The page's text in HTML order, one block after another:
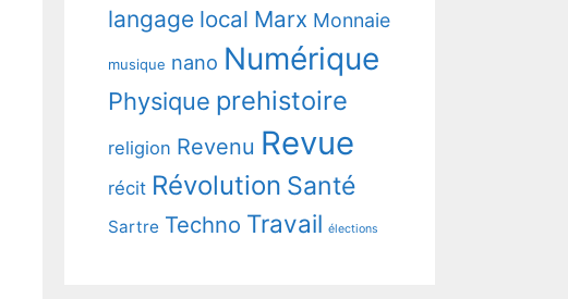
langage local Marx Monnaie
musique nano Numérique
Physique prehistoire
religion Revenu Revue
récit Révolution Santé
Sartre Techno Travail élections